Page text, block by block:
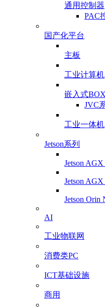
通用控制器
PAC
国产化平台
主板
工业计算机
嵌入式
JVC
工业一体机
Jetson系列
Jetson
Jetson
Jetson Orin
AI
工业物联网
消费类PC
ICT基础设施
商用